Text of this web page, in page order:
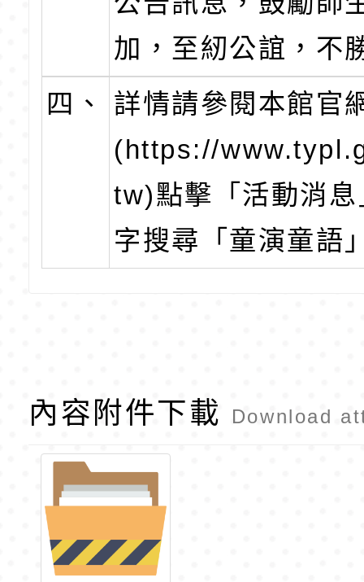
加，至紉公誼，不
四、
詳情請參閱本館官
(https://
tw)點擊「活動消
字搜尋「童演童語
內容附件下載 Download